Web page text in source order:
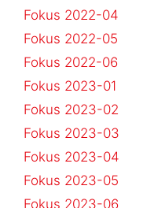
Fokus 2022-04
Fokus 2022-05
Fokus 2022-06
Fokus 2023-01
Fokus 2023-02
Fokus 2023-03
Fokus 2023-04
Fokus 2023-05
Fokus 2023-06